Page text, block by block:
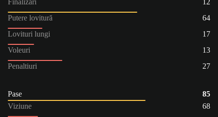
Putere lovitură
64
Lovituri lungi
17
Voleuri
13
Penaltiuri
27
Pase
85
Viziune
68